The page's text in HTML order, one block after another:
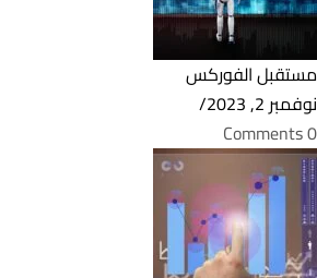
مستقبل الفوركس
نوفمبر 2, 2023
/
0 Comments